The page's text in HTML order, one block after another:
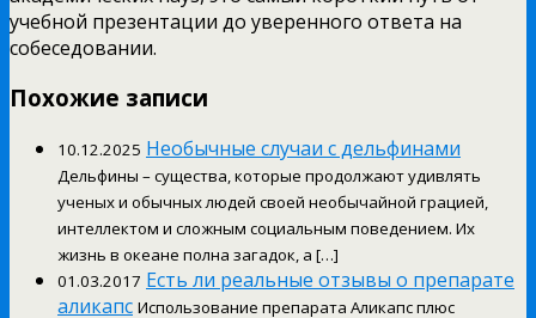
учебной презентации до уверенного ответа на
собеседовании.
Похожие записи
10.12.2025 Необычные случаи с дельфинами
Дельфины – существа, которые продолжают удивлять
ученых и обычных людей своей необычайной грацией,
интеллектом и сложным социальным поведением. Их
жизнь в океане полна загадок, а […]
01.03.2017 Есть ли реальные отзывы о препарате
аликапс Использование препарата Аликапс плюс